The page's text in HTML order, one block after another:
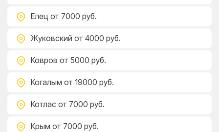
Елец от 7000 руб.
Жуковский от 4000 руб.
Ковров от 5000 руб.
Когалым от 19000 руб.
Котлас от 7000 руб.
Крым от 7000 руб.